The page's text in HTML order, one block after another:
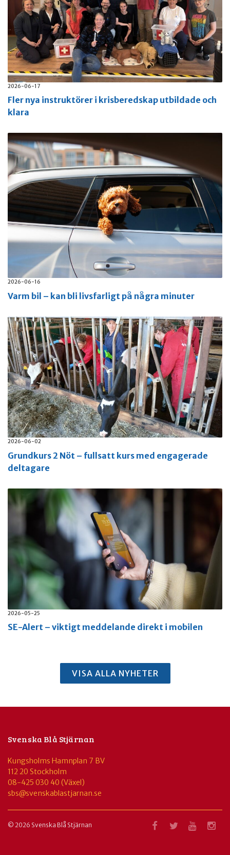
2026-06-17
Fler nya instruktörer i krisberedskap utbildade och
klara
2026-06-16
Varm bil – kan bli livsfarligt på några minuter
2026-06-02
Grundkurs 2 Nöt – fullsatt kurs med engagerade
deltagare
2026-05-25
SE-Alert – viktigt meddelande direkt i mobilen
VISA ALLA NYHETER
Svenska Blå Stjärnan
Kungsholms Hamnplan 7 BV
112 20 Stockholm
08-425 030 40 (Växel)
sbs@svenskablastjarnan.se
© 2026 Svenska Blå Stjärnan